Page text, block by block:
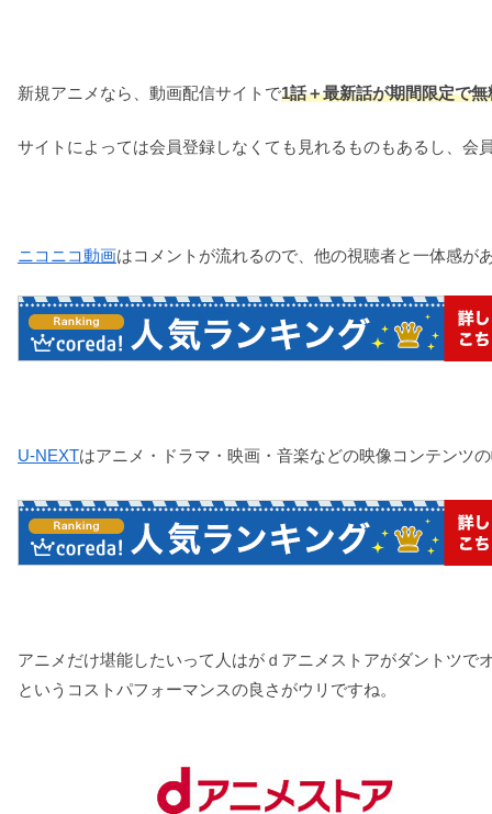
新規アニメなら、動画配信サイトで1話＋最新話が期間限定で無
サイトによっては会員登録しなくても見れるものもあるし、
ニコニコ動画はコメントが流れるので、他の視聴者と一体感が
U-NEXTはアニメ・ドラマ・映画・音楽などの映像コンテンツ
アニメだけ堪能したいって人はがｄアニメストアがダントツ
というコストパフォーマンスの良さがウリですね。